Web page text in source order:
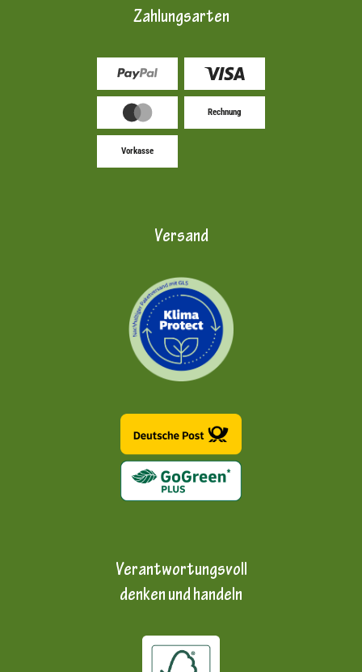
Zahlungsarten
Rechnung
Vorkasse
Versand
Verantwortungsvoll
denken und handeln